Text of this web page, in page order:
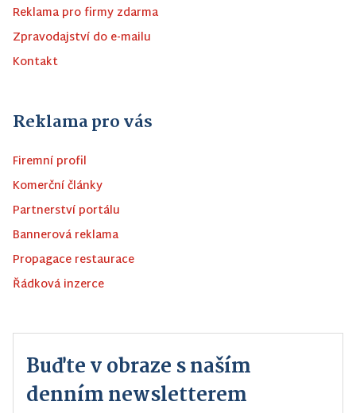
Reklama pro firmy zdarma
Zpravodajství do e-mailu
Kontakt
Reklama pro vás
Firemní profil
Komerční články
Partnerství portálu
Bannerová reklama
Propagace restaurace
Řádková inzerce
Buďte v obraze s naším
denním newsletterem